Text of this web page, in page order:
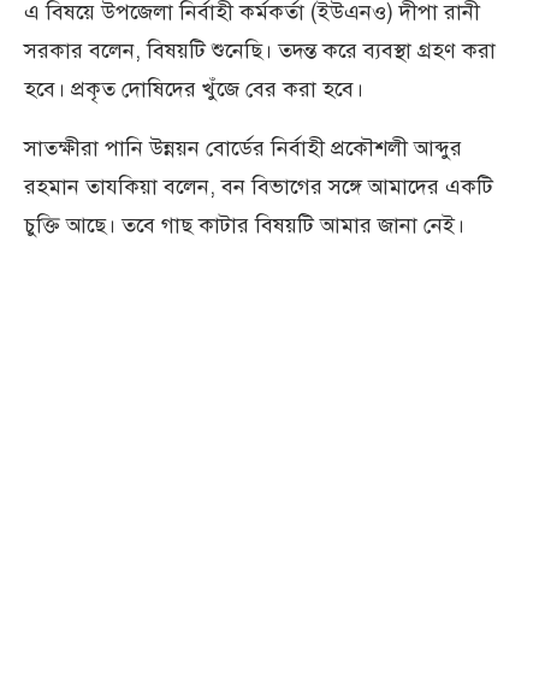
এ বিষয়ে উপজেলা নির্বাহী কর্মকর্তা (ইউএনও) দীপা রানী
সরকার বলেন, বিষয়টি শুনেছি। তদন্ত করে ব্যবস্থা গ্রহণ করা
হবে। প্রকৃত দোষিদের খুঁজে বের করা হবে।
সাতক্ষীরা পানি উন্নয়ন বোর্ডের নির্বাহী প্রকৌশলী আব্দুর
রহমান তাযকিয়া বলেন, বন বিভাগের সঙ্গে আমাদের একটি
চুক্তি আছে। তবে গাছ কাটার বিষয়টি আমার জানা নেই।